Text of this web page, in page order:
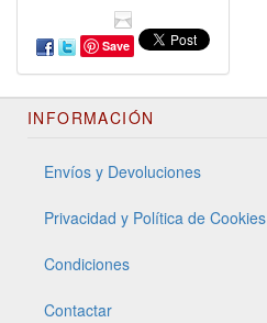
Save
INFORMACIÓN
Envíos y Devoluciones
Privacidad y Política de Cookies
Condiciones
Contactar